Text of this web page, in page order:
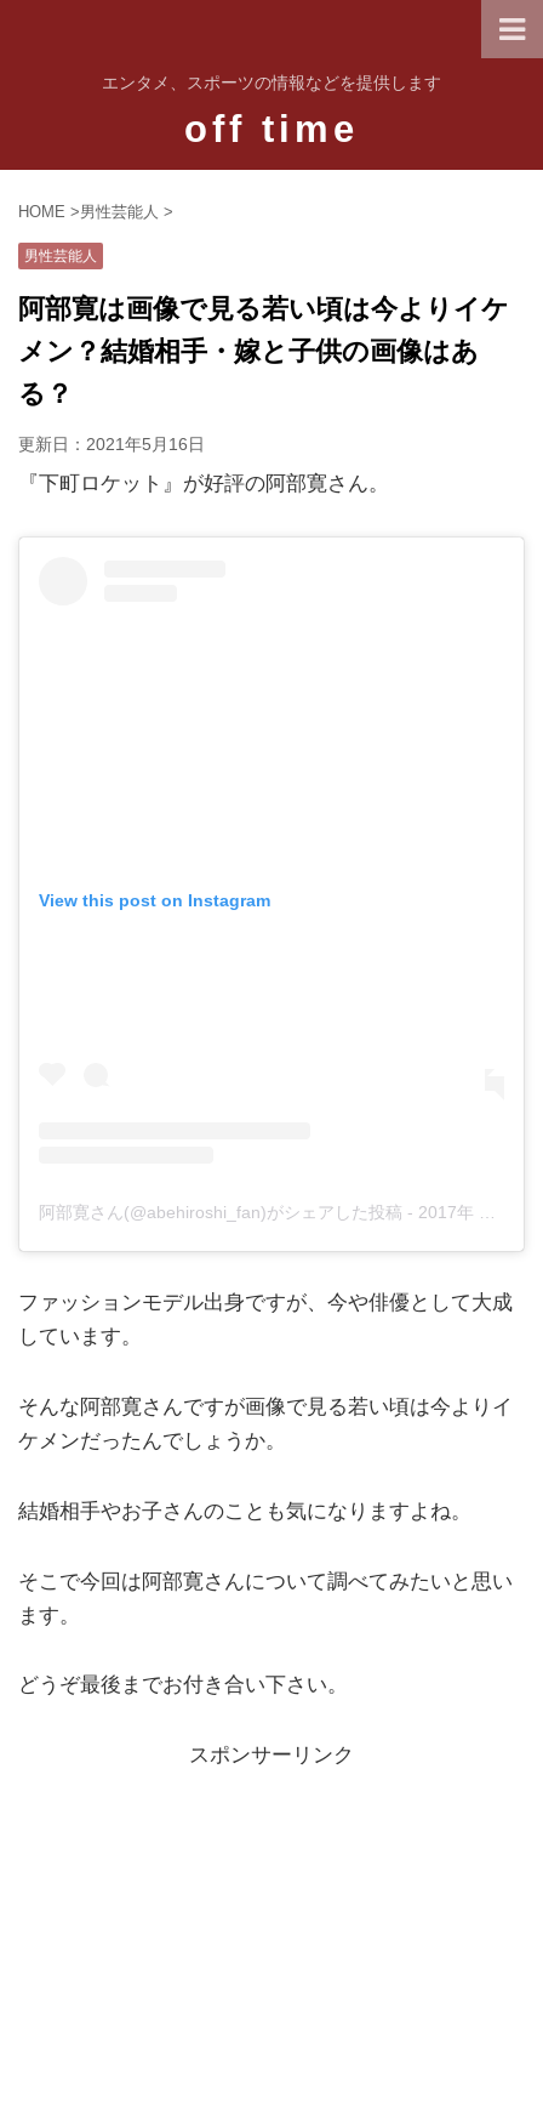
エンタメ、スポーツの情報などを提供します
off time
HOME >男性芸能人 >
男性芸能人
阿部寛は画像で見る若い頃は今よりイケ
メン？結婚相手・嫁と子供の画像はあ
る？
更新日： 2021年5月16日
『下町ロケット』が好評の阿部寛さん。
View this post on Instagram
阿部寛さん(@abehiroshi_fan)がシェアした投稿 - 2017年 1月月23日午前3時35分PST
ファッションモデル出身ですが、今や俳優として大成
しています。
そんな阿部寛さんですが画像で見る若い頃は今よりイ
ケメンだったんでしょうか。
結婚相手やお子さんのことも気になりますよね。
そこで今回は阿部寛さんについて調べてみたいと思い
ます。
どうぞ最後までお付き合い下さい。
スポンサーリンク